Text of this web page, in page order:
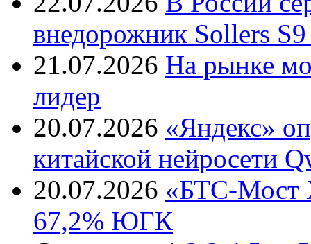
внедорожник Sollers
21.07.2026 На рынке
лидер
20.07.2026 «Яндекс»
китайской нейросети
20.07.2026 «БТС-Мост
67,2% ЮГК